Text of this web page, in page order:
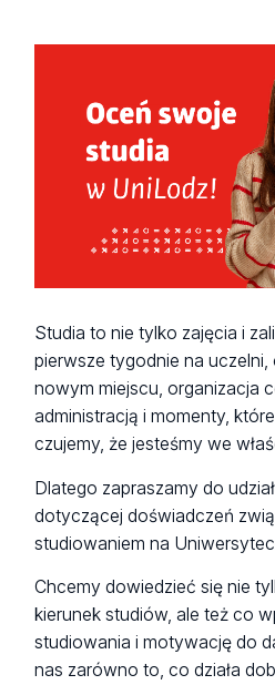
Studia to nie tylko zajęcia i
pierwsze tygodnie na
nowym miejscu, organizacja
administracją i momenty,
czujemy, że jesteśmy we
Dlatego zapraszamy do
dotyczącej doświadczeń
studiowaniem na
Chcemy dowiedzieć się nie
kierunek studiów, ale też co
studiowania i motywację do
nas zarówno to, co działa